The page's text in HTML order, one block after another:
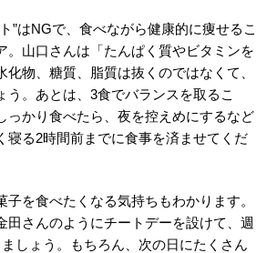
”はNGで、食べながら健康的に痩せるこ
。山口さんは「たんぱく質やビタミンを
化物、糖質、脂質は抜くのではなくて、
う。あとは、3食でバランスを取るこ
っかり食べたら、夜を控えめにするなど
寝る2時間前までに食事を済ませてくだ
子を食べたくなる気持ちもわかります。
田さんのようにチートデーを設けて、週
しょう。もちろん、次の日にたくさん